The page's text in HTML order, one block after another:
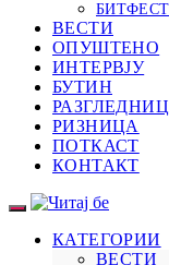
БИТФЕСТ
ВЕСТИ
ОПУШТЕНО
ИНТЕРВЈУ
БУТИН
РИЗНИЦА
ПОТКАСТ
КОНТАКТ
КАТЕГОРИИ
ВЕСТИ